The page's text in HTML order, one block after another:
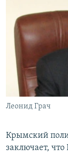
Леонид Грач
Крымский
заключает,